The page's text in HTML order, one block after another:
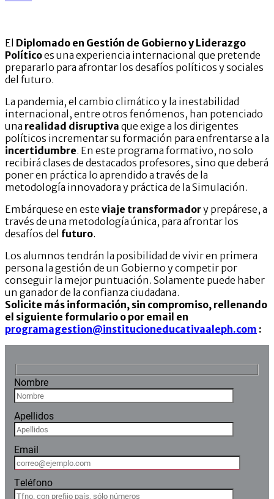
El Diplomado en Gestión de Gobierno y Liderazgo
Políticoes una experiencia internacional que pretende
prepararlo para afrontar los desafíos políticos y sociales
del futuro.
La pandemia, el cambio climático y la inestabilidad
internacional, entre otros fenómenos, han potenciado
una realidad disruptiva que exige a los dirigentes
políticos incrementar su formación para enfrentarse a la
incertidumbre. En este programa formativo, no solo
recibirá clases de destacados profesores, sino que deberá
poner en práctica lo aprendido a través de la
metodología innovadora y práctica de la Simulación.
Embárquese en este viaje transformadory prepárese, a
través de una metodología única, para afrontar los
desafíos del futuro.
Los alumnos tendrán la posibilidad de vivir en primera
persona la gestión de un Gobierno y competir por
conseguir la mejor puntuación. Solamente puede haber
un ganador de la confianza ciudadana.
Solicite más información, sin compromiso, rellenando
el siguiente formulario o por email en
programagestion@institucioneducativaaleph.com :
Nombre
Apellidos
Email
Teléfono